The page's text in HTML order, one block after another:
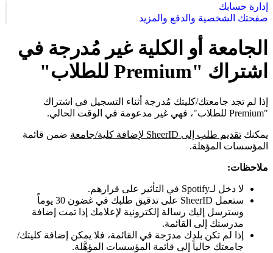
إدارة حسابك
صفحتك الشخصية والدفع والمزيد
الجامعة أو الكلية غير مُدرجة في
اشتراك "Premium للطلاب"
إذا لم تجد جامعتك/كليتك مُدرجة أثناء التسجيل في اشتراك
"Premium للطلاب"، فهي غير مدعومة في الوقت الحالي.
يمكنك تقديم طلب إلى SheerID لإضافة كلية/جامعة
ضمن قائمة
المؤسسات المؤهلة.
ملاحظات:
لا دخل لـSpotify في التأثير على قرارهم.
ستعمل SheerID على تدقيق طلبك في غضون 30 يوماً
وسترسل إليك رسالة إلكترونية لإعلامك إذا تمت إضافة
مدرستك إلى القائمة.
إذا لم تكن بلدك مدرَجة في القائمة، فلا يمكن إضافة كليتك/
جامعتك حالياً إلى قائمة المؤسسات المؤهَّلة.